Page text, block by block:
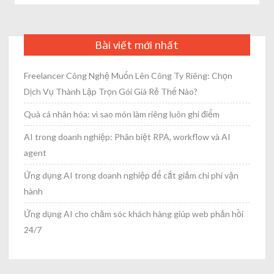
Bài viết mới nhất
Freelancer Công Nghệ Muốn Lên Công Ty Riêng: Chọn
Dịch Vụ Thành Lập Trọn Gói Giá Rẻ Thế Nào?
Quà cá nhân hóa: vì sao món làm riêng luôn ghi điểm
AI trong doanh nghiệp: Phân biệt RPA, workflow và AI
agent
Ứng dụng AI trong doanh nghiệp để cắt giảm chi phí vận
hành
Ứng dụng AI cho chăm sóc khách hàng giúp web phản hồi
24/7